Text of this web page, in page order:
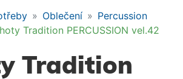
Oblečení
Percussion
Tradition PERCUSSION vel.42
Tradition